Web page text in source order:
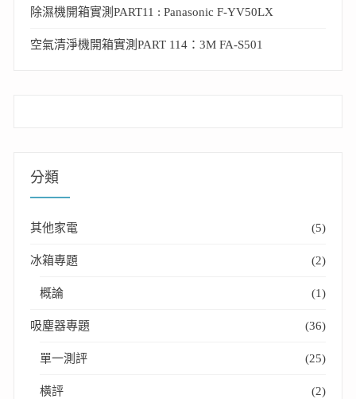
除濕機開箱實測PART11 : Panasonic F-YV50LX
空氣清淨機開箱實測PART 114：3M FA-S501
分類
其他家電 (5)
冰箱專題 (2)
概論 (1)
吸塵器專題 (36)
單一測評 (25)
橫評 (2)